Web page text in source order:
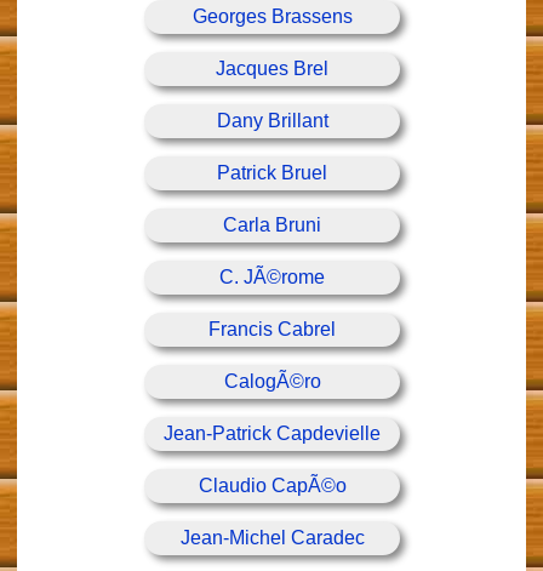
Georges Brassens
Jacques Brel
Dany Brillant
Patrick Bruel
Carla Bruni
C. JÃ©rome
Francis Cabrel
CalogÃ©ro
Jean-Patrick Capdevielle
Claudio CapÃ©o
Jean-Michel Caradec